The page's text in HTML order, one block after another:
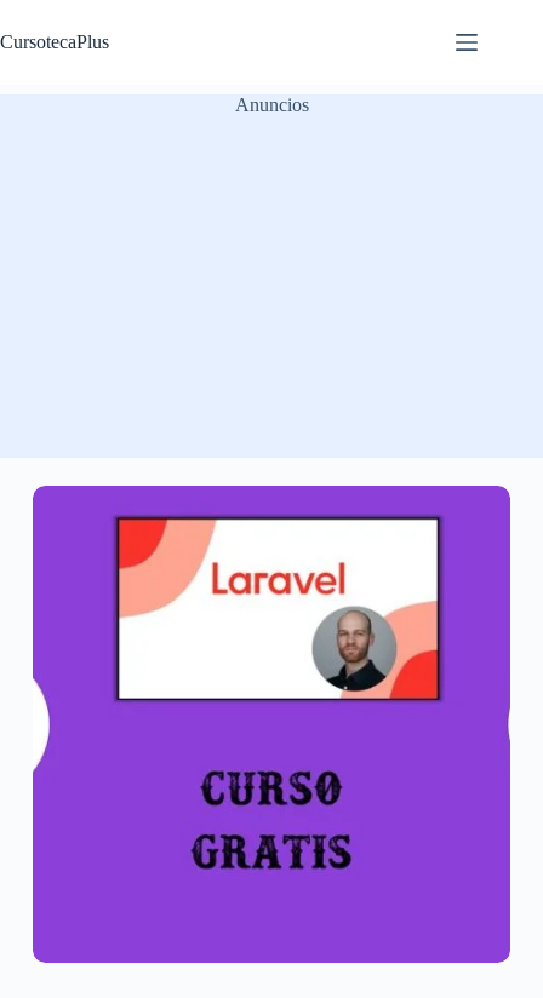
al
contenido
CursotecaPlus
Anuncios